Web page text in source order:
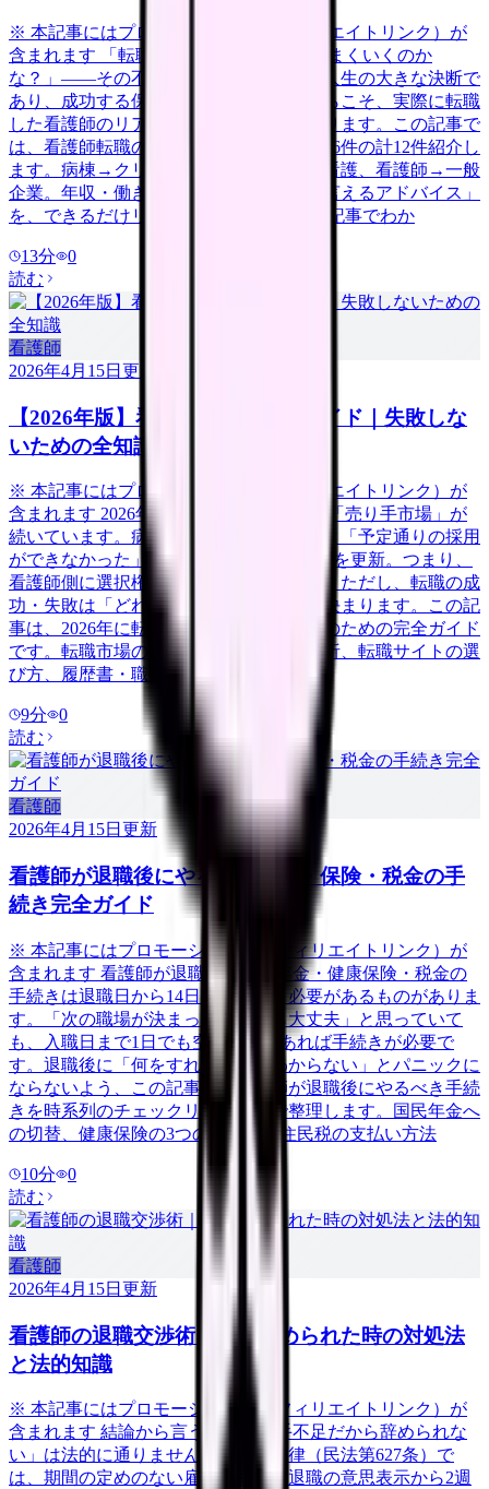
※ 本記事にはプロモーション（アフィリエイトリンク）が
含まれます 「転職したいけど、本当にうまくいくのか
な？」——その不安、当然です。転職は人生の大きな決断で
あり、成功する保証はありません。だからこそ、実際に転職
した看護師のリアルな体験談が参考になります。この記事で
は、看護師転職の体験談を成功6件・失敗6件の計12件紹介し
ます。病棟→クリニック、急性期→訪問看護、看護師→一般
企業。年収・働き方の変化と「今だから言えるアドバイス」
を、できるだけリアルに伝えます。 この記事でわか
13分
0
読む
看護師
2026年4月15日 更新
【2026年版】看護師転職の完全ガイド｜失敗しな
いための全知識
※ 本記事にはプロモーション（アフィリエイトリンク）が
含まれます 2026年、看護師の転職市場は「売り手市場」が
続いています。病院看護実態調査によると「予定通りの採用
ができなかった」病院は58.3%で過去最高を更新。つまり、
看護師側に選択権がある有利な市場です。ただし、転職の成
功・失敗は「どれだけ準備をしたか」で決まります。この記
事は、2026年に転職を考えている看護師のための完全ガイド
です。転職市場の最新動向から、自己分析、転職サイトの選
び方、履歴書・職務経歴書の書き方、面
9分
0
読む
看護師
2026年4月15日 更新
看護師が退職後にやるべき年金・保険・税金の手
続き完全ガイド
※ 本記事にはプロモーション（アフィリエイトリンク）が
含まれます 看護師が退職した後、年金・健康保険・税金の
手続きは退職日から14日以内に行う必要があるものがありま
す。「次の職場が決まっているから大丈夫」と思っていて
も、入職日まで1日でも空白期間があれば手続きが必要で
す。退職後に「何をすればいいかわからない」とパニックに
ならないよう、この記事では看護師が退職後にやるべき手続
きを時系列のチェックリスト形式で整理します。国民年金へ
の切替、健康保険の3つの選択肢、住民税の支払い方法
10分
0
読む
看護師
2026年4月15日 更新
看護師の退職交渉術｜引き止められた時の対処法
と法的知識
※ 本記事にはプロモーション（アフィリエイトリンク）が
含まれます 結論から言うと、「人手不足だから辞められな
い」は法的に通りません。日本の法律（民法第627条）で
は、期間の定めのない雇用契約は、退職の意思表示から2週